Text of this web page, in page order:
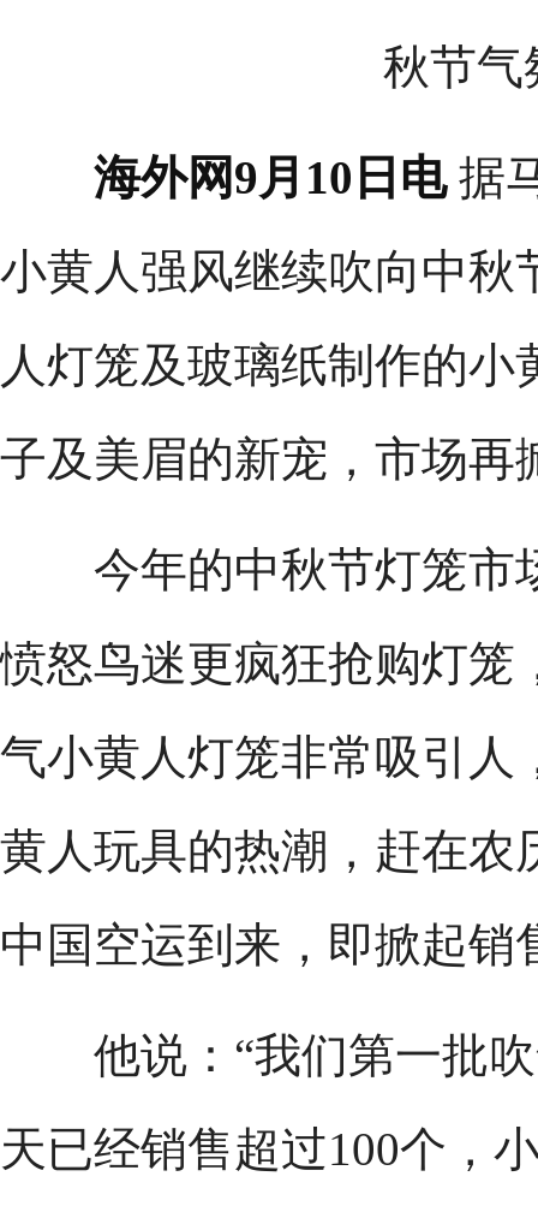
秋节气
海外网9月10日电据
小黄人强风继续吹向中秋
人灯笼及玻璃纸制作的
子及美眉的新宠，市场再
今年的中秋节灯笼市
愤怒鸟迷更疯狂抢购灯笼
气小黄人灯笼非常吸引人
黄人玩具的热潮，赶在农
中国空运到来，即掀起销
他说：“我们第一批吹
天已经销售超过100个，